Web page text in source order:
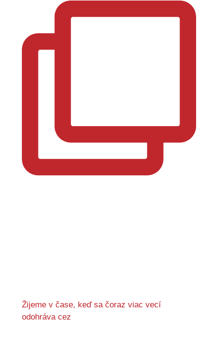
Žijeme v čase, keď sa čoraz viac vecí
odohráva cez